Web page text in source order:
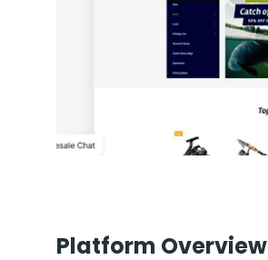
Platform Overview